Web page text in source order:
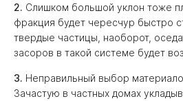
2. Слишком большой уклон тоже
фракция будет чересчур быстро
твердые частицы, наоборот,
засоров в такой системе будет
3. Неправильный выбор
Зачастую в частных домах